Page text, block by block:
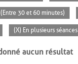
30 et 60 minutes)
(X) En plusieurs séances
aucun résultat